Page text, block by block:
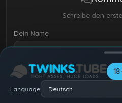
Language
Schreibe den
Dein Name